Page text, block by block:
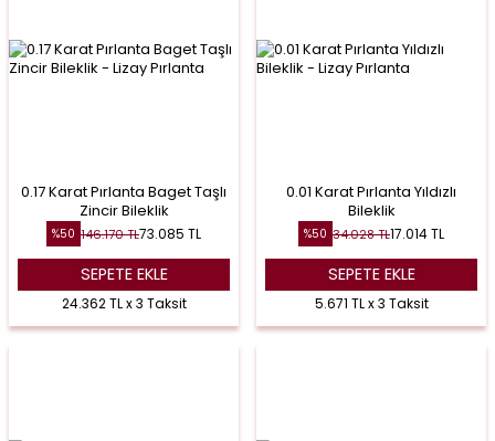
0.17 Karat Pırlanta Baget Taşlı
Zincir Bileklik
%50 146.170TL73.085 TL
SEPETE EKLE
24.362 TL x 3 Taksit
0.01 Karat Pırlanta Yıldızlı
Bileklik
%50 34.028TL17.014TL
SEPETE EKLE
5.671 TL x 3 Taksit